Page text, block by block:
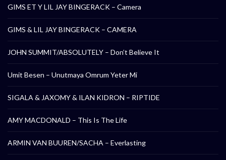
GIMS ET Y LIL JAY BINGERACK – Camera
GIMS & LIL JAY BINGERACK – CAMERA
JOHN SUMMIT/ABSOLUTELY – Don’t Believe It
Umit Besen – Unutmaya Omrum Yeter Mi
SIGALA & JAXOMY & ILAN KIDRON – RIPTIDE
AMY MACDONALD – This Is The Life
ARMIN VAN BUUREN/SACHA – Everlasting